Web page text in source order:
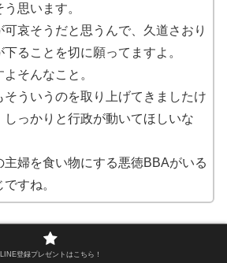
思います。
可哀そうだと思うんで、久道さおり
下ることを切に願ってますよ。
そんなこと。
そういうのを取り上げてきましたけ
しっかりと行政が動いてほしいな
主婦を食い物にする悪徳BBAがいる
すね。
LINE登録プレゼントはこちら！